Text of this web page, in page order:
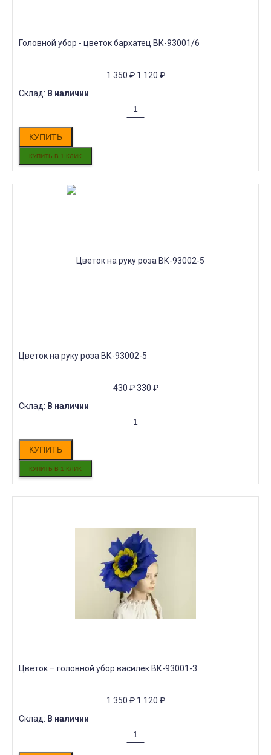
Головной убор - цветок бархатец ВК-93001/6
1 350 ₽ 1 120 ₽
Склад: В наличии
КУПИТЬ
Цветок на руку роза ВК-93002-5
430 ₽ 330 ₽
Склад: В наличии
КУПИТЬ
Цветок – головной убор василек ВК-93001-3
1 350 ₽ 1 120 ₽
Склад: В наличии